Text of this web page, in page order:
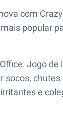
com
popular
Jogo
socos,
e